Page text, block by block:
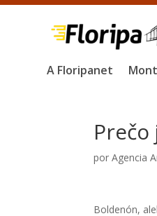
A Floripanet
porAgencia
Boldenón,